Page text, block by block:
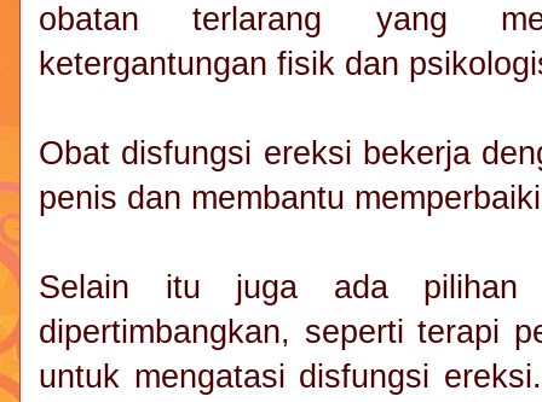
obatan terlarang yang
ketergantungan fisik dan
Obat disfungsi ereksi bekerja
penis dan membantu
Selain itu juga ada pilihan
dipertimbangkan, seperti terapi
untuk mengatasi disfungsi